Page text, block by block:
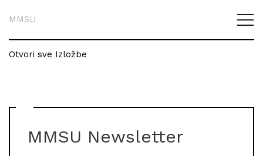
MMSU
Otvori sve Izložbe
MMSU Newsletter